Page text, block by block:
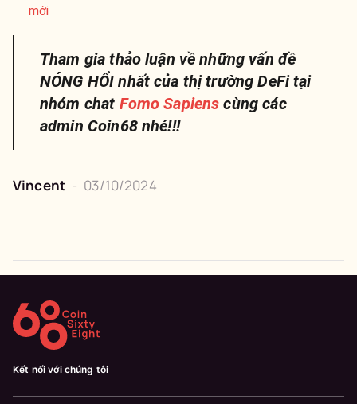
mới
Tham gia thảo luận về những vấn đề
NÓNG HỔI nhất của thị trường DeFi tại
nhóm chat Fomo Sapiens cùng các
admin Coin68 nhé!!!
Vincent - 03/10/2024
Kết nối với chúng tôi